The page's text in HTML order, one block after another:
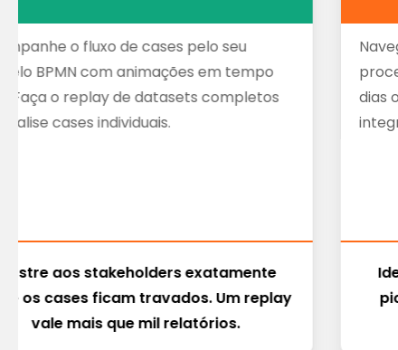
o fluxo de cases pelo seu
BPMN com animações em tempo
Faça o replay de datasets completos
cases individuais.
aos stakeholders exatamente
os cases ficam travados. Um replay
vale mais que mil relatórios.
dias